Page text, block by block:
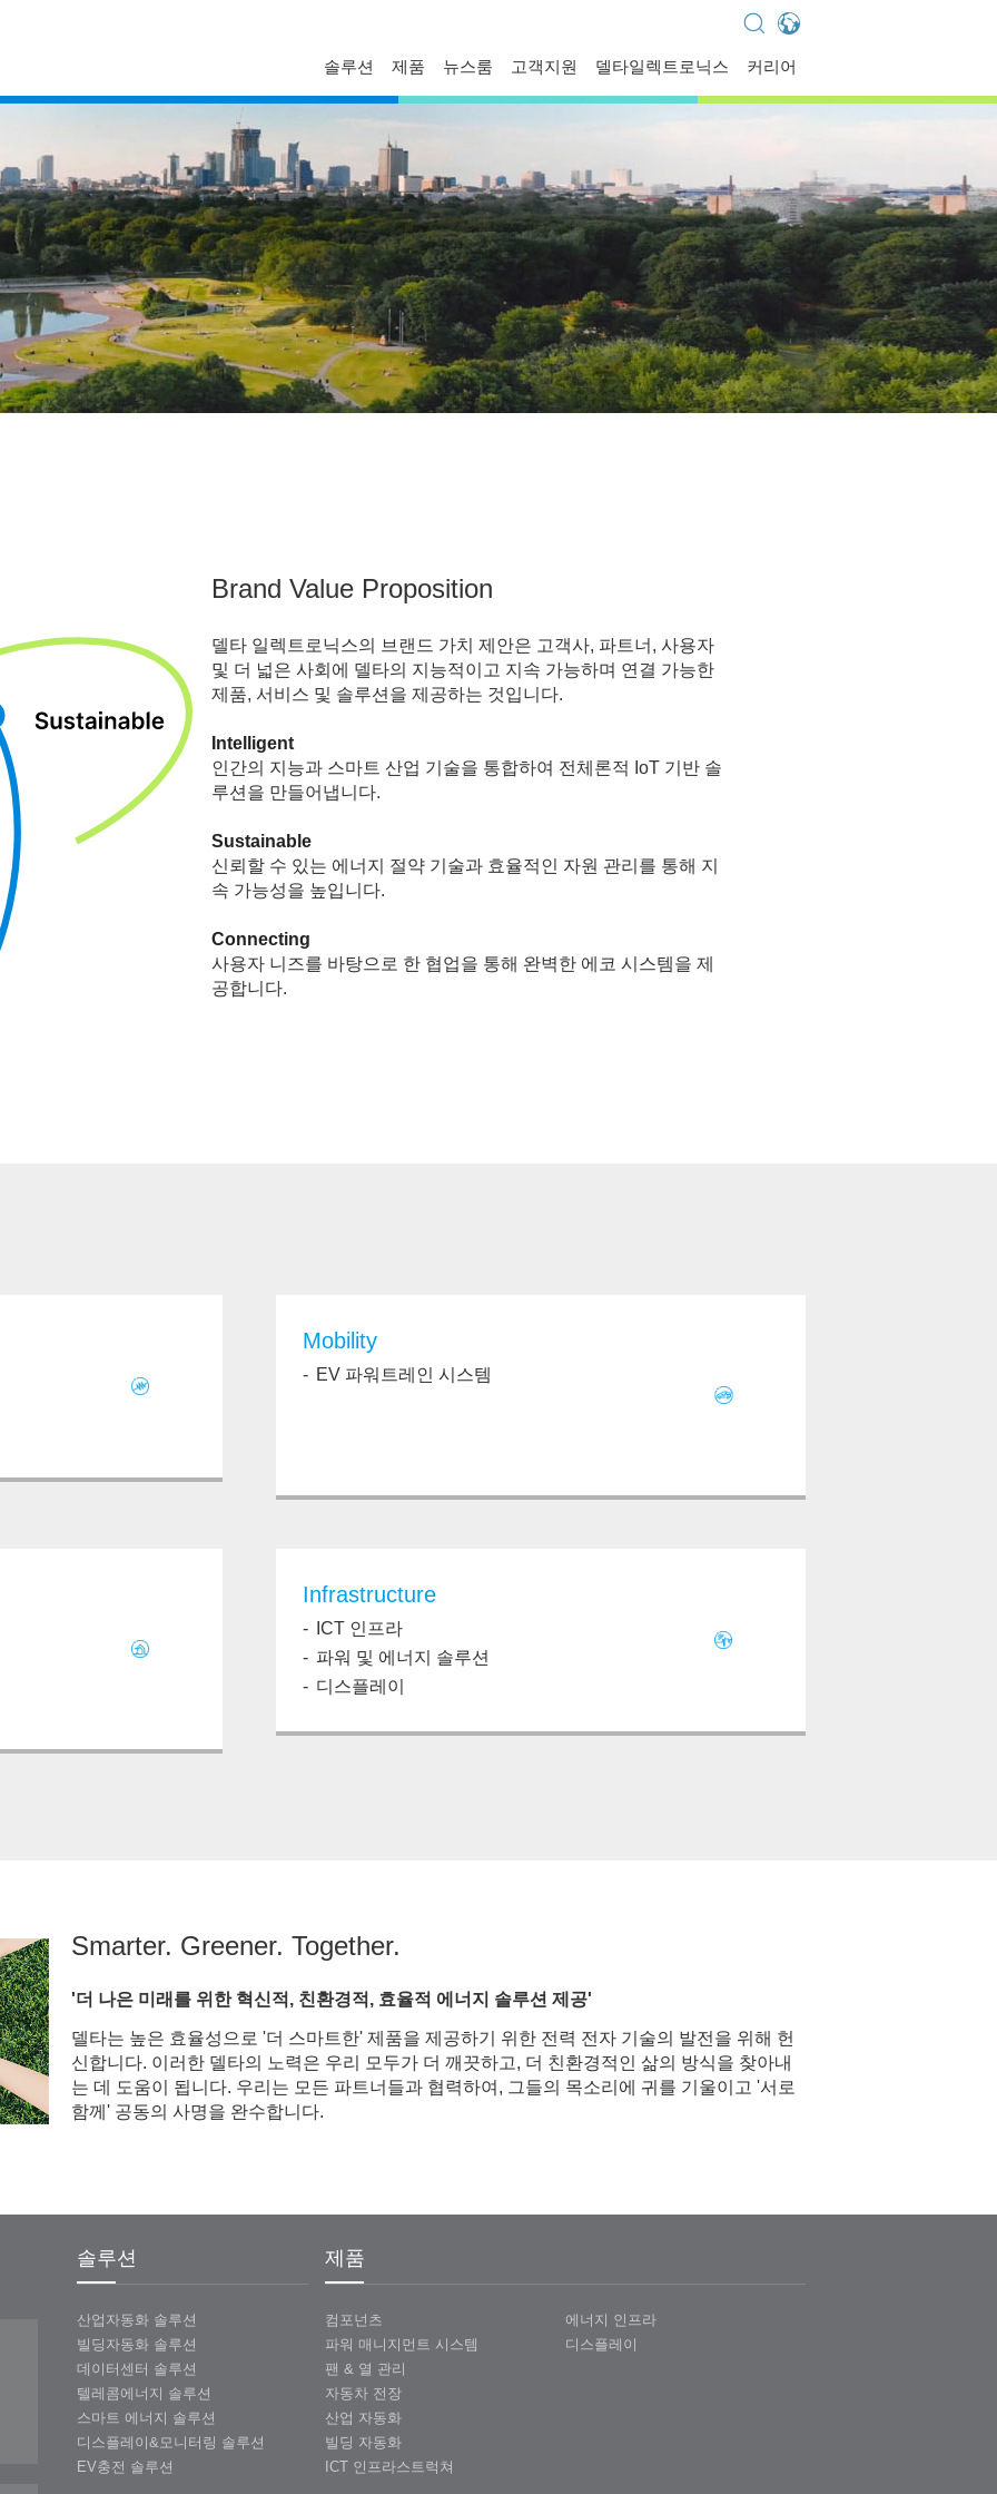
Global - 繁體中文
Americas - English
EMEA - English
EMEA - Deutsch
EMEA - Français
EMEA - Italiano
India - English
Japan - 日本語
Korea - 한국어
Singapore - English
Thailand - English
솔루션 제품 뉴스룸
보도자료
델타 소식
고객지원
문의하기
기술자료
델타일렉트로닉스
프로파일
경영진
비스니스
글로벌 운영
혁신
마일스톤
ESG
델타일렉트로닉스 한국지사
커리어
Brand Value Proposition
델타 일렉트로닉스의 브랜드 가치 제안은 고객사, 파트너, 사용자
및 더 넓은 사회에 델타의 지능적이고 지속 가능하며 연결 가능한
제품, 서비스 및 솔루션을 제공하는 것입니다.
Intelligent
인간의 지능과 스마트 산업 기술을 통합하여 전체론적 IoT 기반 솔
루션을 만들어냅니다.
Sustainable
신뢰할 수 있는 에너지 절약 기술과 효율적인 자원 관리를 통해 지
속 가능성을 높입니다.
Connecting
사용자 니즈를 바탕으로 한 협업을 통해 완벽한 에코 시스템을 제
공합니다.
Mobility
EV 파워트레인 시스템
Infrastructure
ICT 인프라
파워 및 에너지 솔루션
디스플레이
Smarter. Greener. Together.
'더 나은 미래를 위한 혁신적, 친환경적, 효율적 에너지 솔루션 제공'
델타는 높은 효율성으로 '더 스마트한' 제품을 제공하기 위한 전력 전자 기술의 발전을 위해 헌
신합니다. 이러한 델타의 노력은 우리 모두가 더 깨끗하고, 더 친환경적인 삶의 방식을 찾아내
는 데 도움이 됩니다. 우리는 모든 파트너들과 협력하여, 그들의 목소리에 귀를 기울이고 '서로
함께' 공동의 사명을 완수합니다.
솔루션
산업자동화 솔루션
빌딩자동화 솔루션
데이터센터 솔루션
텔레콤에너지 솔루션
스마트 에너지 솔루션
디스플레이&모니터링 솔루션
EV충전 솔루션
제품
컴포넌츠
파워 매니지먼트 시스템
팬 & 열 관리
자동차 전장
산업 자동화
빌딩 자동화
ICT 인프라스트럭쳐
에너지 인프라
디스플레이